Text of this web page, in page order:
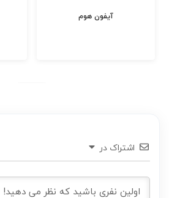
آیفون هوم
اشتراک در